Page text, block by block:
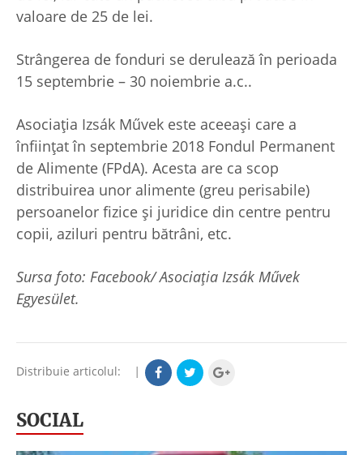
valoare de 25 de lei.
Strângerea de fonduri se derulează în perioada
15 septembrie – 30 noiembrie a.c..
Asociația Izsák Művek este aceeași care a
înființat în septembrie 2018 Fondul Permanent
de Alimente (FPdA). Acesta are ca scop
distribuirea unor alimente (greu perisabile)
persoanelor fizice şi juridice din centre pentru
copii, aziluri pentru bătrâni, etc.
Sursa foto: Facebook/ Asociaţia Izsák Művek
Egyesület.
Distribuie articolul: |
SOCIAL